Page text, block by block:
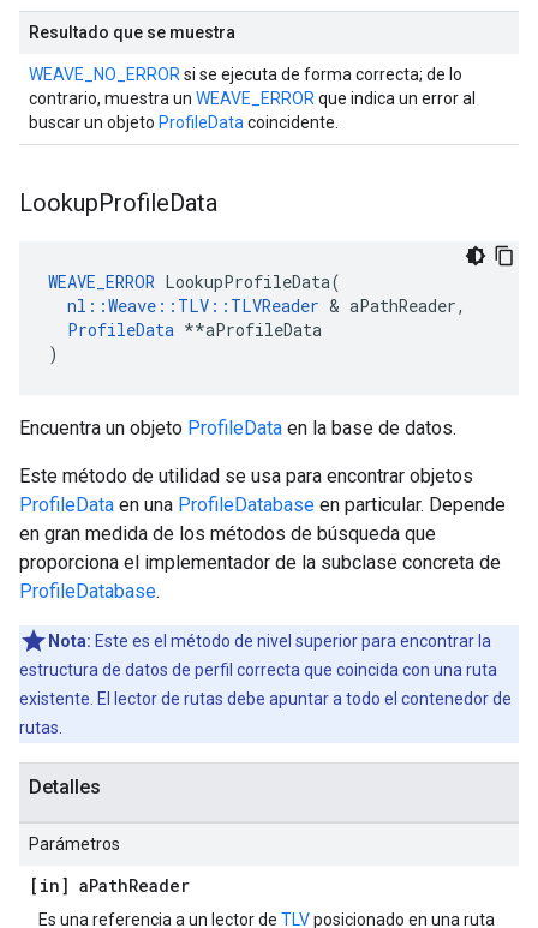
Resultado que se muestra
WEAVE_NO_ERROR si se ejecuta de forma correcta; de lo
contrario, muestra un WEAVE_ERROR que indica un error al
buscar un objeto ProfileData coincidente.
LookupProfileData
WEAVE_ERROR LookupProfileData(
nl::Weave::TLV::TLVReader & aPathReader,
ProfileData **aProfileData
)
Encuentra un objeto ProfileData en la base de datos.
Este método de utilidad se usa para encontrar objetos
ProfileData en una ProfileDatabase en particular. Depende
en gran medida de los métodos de búsqueda que
proporciona el implementador de la subclase concreta de
ProfileDatabase.
Nota: Este es el método de nivel superior para encontrar la
estructura de datos de perfil correcta que coincida con una ruta
existente. El lector de rutas debe apuntar a todo el contenedor de
rutas.
Detalles
Parámetros
[in] aPathReader
Es una referencia a un lector de TLVposicionado en una ruta